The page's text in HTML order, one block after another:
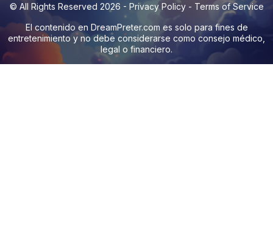
© All Rights Reserved 2026 - Privacy Policy- Terms of Service
El contenido en DreamPreter.com es solo para fines de
entretenimiento y no debe considerarse como consejo médico,
legal o financiero.